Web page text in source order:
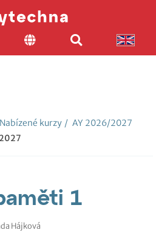
Nabízené kurzy / AY 2026/2027
1
Hájková